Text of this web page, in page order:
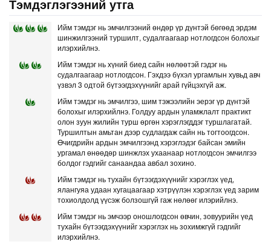
Тэмдэглэгээний утга
Ийм тэмдэг нь эмчилгээний өндөр үр дүнтэй бөгөөд эрдэм
шинжилгээний туршилт, судалгаагаар нотлогдсон болохыг
илэрхийлнэ.
Ийм тэмдэг нь хүний биед сайн нөлөөтэй гэдэг нь
судалгаагаар нотлогдсон. Гэхдээ бүхэл ургамлын хувьд авч
үзвэл 3 одтой бүтээгдэхүүнийг арай гүйцэхгүй аж.
Ийм тэмдэг нь эмчилгээ, шим тэжээлийн эерэг үр дүнтэй
болохыг илэрхийлнэ. Голдуу ардын уламжлалт практикт
олон зуун жилийн турш өргөн хэрэглэгддэг туршлагатай.
Туршилтын амьтан дээр судлагдаж сайн нь тогтоогдсон.
Өчигдрийн ардын эмчилгээнд хэрэглэдэг байсан эмийн
ургамал өнөөдөр шинжлэх ухаанаар нотлогдсон эмчилгээ
болдог гэдгийг санаандаа авбал зохино.
Ийм тэмдэг нь тухайн бүтээгдэхүүнийг хэрэглэх үед,
ялангуяа удаан хугацаагаар хэтрүүлэн хэрэглэх үед зарим
тохиолдолд үүсэж болзошгүй гаж нөлөөг илэрийлнэ.
Ийм тэмдэг нь эмчээр оношлогдсон өвчин, зовуурийн үед
тухайн бүтээгдэхүүнийг хэрэглэх нь зохимжгүй гэдгийг
илэрхийлнэ.